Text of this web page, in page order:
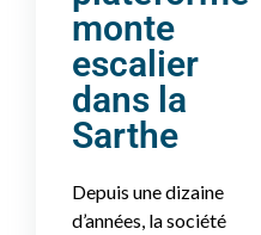
monte
escalier
dans la
Sarthe
Depuis une dizaine
d’années, la société